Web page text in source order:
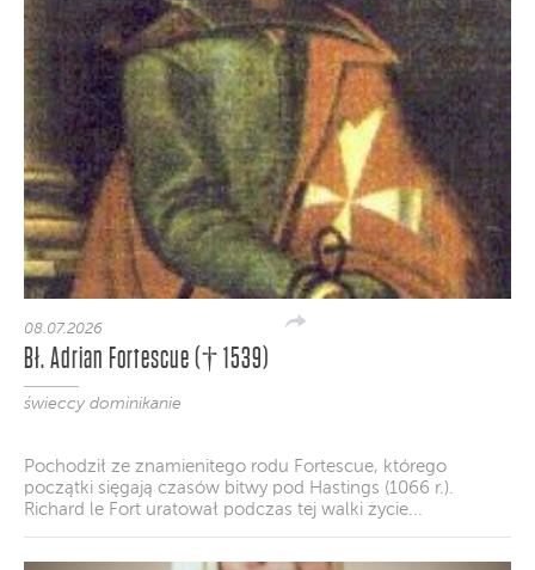
08.07.2026
Bł. Adrian Fortescue († 1539)
świeccy dominikanie
Pochodził ze znamienitego rodu Fortescue, którego
początki sięgają czasów bitwy pod Hastings (1066 r.).
Richard le Fort uratował podczas tej walki życie...